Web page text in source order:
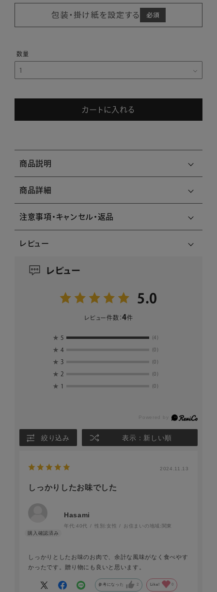
包装・掛け紙を設定する
カートに入れる
商品説明
商品詳細
注意事項・キャンセル・返品
レビュー
レビュー
5.0
レビュー件数：4件
★ 5 (4)
★ 4 (0)
★ 3 (0)
★ 2 (0)
★ 1 (0)
絞り込み 表示：新しい順
2024.11.13
しっかりしたお味でした
Hasami
年代:40代 性別:女性 お住まいの地域: 関東
しっかりとしたお味のお肉で、余計な風味がなく食べやす
かったです。贈り物にも良いと思います。
参考になった 2 Like! 0